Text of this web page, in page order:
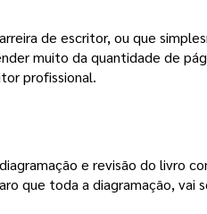
de escritor, ou que
muito da quantidade de
profissional.
e revisão do livro
que toda a diagramação, vai